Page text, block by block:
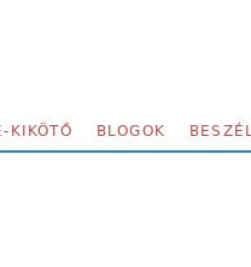
KIKÖTŐ BLOGOK